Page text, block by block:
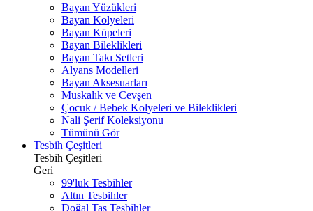
Bayan Yüzükleri
Bayan Kolyeleri
Bayan Küpeleri
Bayan Bileklikleri
Bayan Takı Setleri
Alyans Modelleri
Bayan Aksesuarları
Muskalık ve Cevşen
Çocuk / Bebek Kolyeleri ve Bileklikleri
Nali Şerif Koleksiyonu
Tümünü Gör
Tesbih Çeşitleri
Tesbih Çeşitleri
Geri
99'luk Tesbihler
Altın Tesbihler
Doğal Taş Tesbihler